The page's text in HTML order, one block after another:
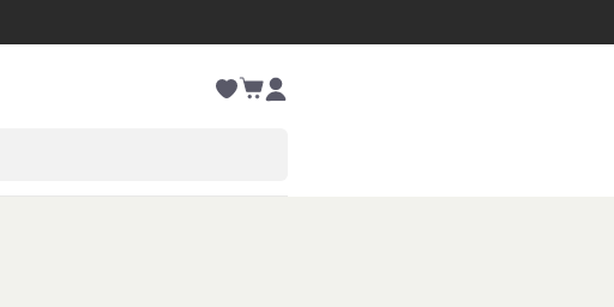
に ーロ